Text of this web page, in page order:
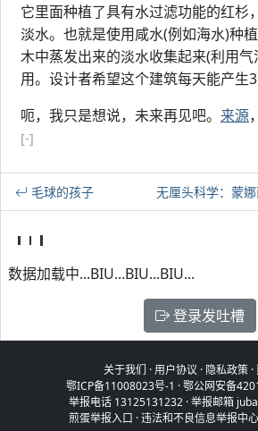
它里面种植了具有水过滤功能的红杉
淡水。也就是使用咸水(例如海水)种
木中蒸发出来的淡水收集起来(利用
用。设计者希望这个建筑每天能产生3
呃，我只是想说，未来再见吧。 来源
[-]
毛球的孩子 无厘头科学：蒙
数据加载中...BIU...BIU...BIU...
登录发吐槽
关于我们 ·用户协议 · 隐私政策·
鄂ICP备11008023号-1 ·鄂公网安备
举报电话 13125131232 · 举报邮箱
煎蛋举报入口 ·违法和不良信息举报中心